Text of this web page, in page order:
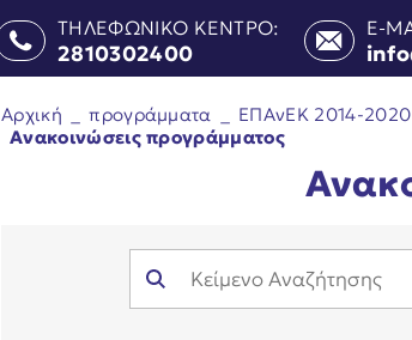
ΤΗΛΕΦΩΝΙΚΟ ΚΕΝΤΡΟ:
2810302400
E-
Αρχική προγράμματα ΕΠΑνΕΚ 2014-2020
Ανακοινώσεις προγράμματος